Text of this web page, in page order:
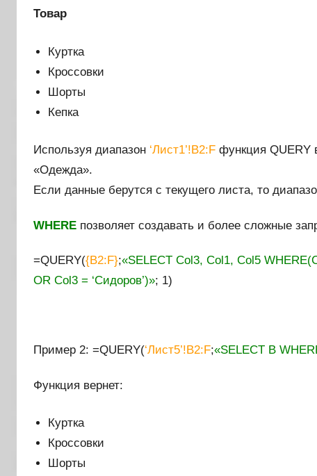
Товар
Куртка
Кроссовки
Шорты
Кепка
Используя диапазон ‘Лист1’!B2:F функция QUERY
«Одежда».
Если данные берутся с текущего листа, то
WHERE позволяет создавать и более сложные
=QUERY({B2:F};«SELECT Col3, Col1, Col5
OR Col3 = ‘Сидоров’)»; 1)
Пример 2: =QUERY(‘Лист5’!B2:F;«SELECT B
Функция вернет:
Куртка
Кроссовки
Шорты